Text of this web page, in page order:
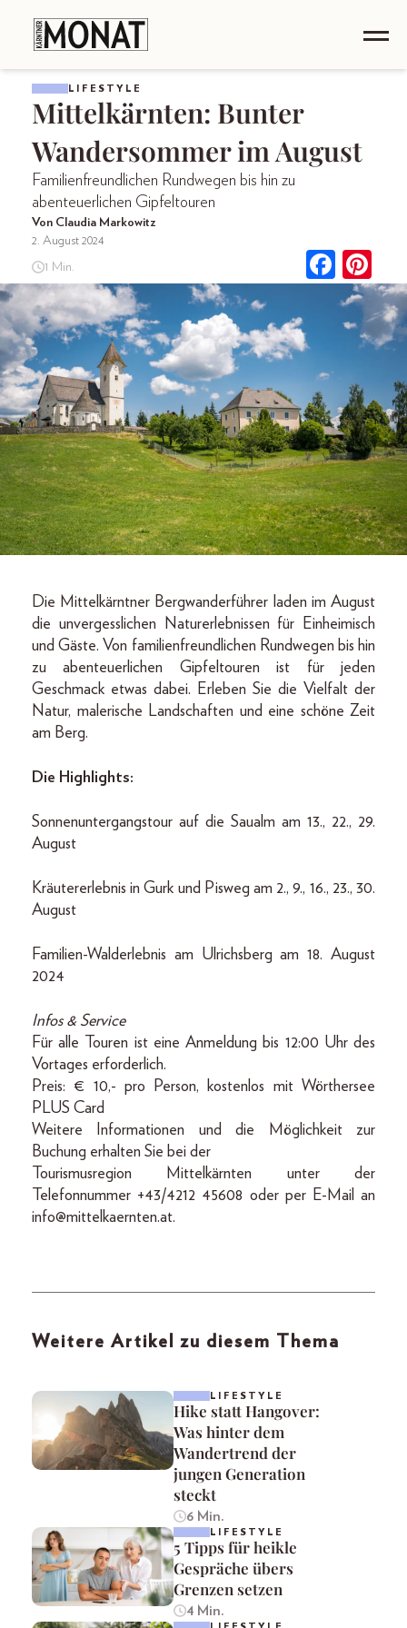
LIFESTYLE
Mittelkärnten: Bunter
Wandersommer im August
Familienfreundlichen Rundwegen bis hin zu
abenteuerlichen Gipfeltouren
Von Claudia Markowitz
2. August 2024
1 Min.
Die Mittelkärntner Bergwanderführer laden im August
die unvergesslichen Naturerlebnissen für Einheimisch
und Gäste. Von familienfreundlichen Rundwegen bis hin
zu abenteuerlichen Gipfeltouren ist für jeden
Geschmack etwas dabei. Erleben Sie die Vielfalt der
Natur, malerische Landschaften und eine schöne Zeit
am Berg.
Die Highlights:
Sonnenuntergangstour auf die Saualm am 13., 22., 29.
August
Kräutererlebnis in Gurk und Pisweg am 2., 9., 16., 23., 30.
August
Familien-Walderlebnis am Ulrichsberg am 18. August
2024
Infos & Service
Für alle Touren ist eine Anmeldung bis 12:00 Uhr des
Vortages erforderlich.
Preis: € 10,- pro Person, kostenlos mit Wörthersee
PLUS Card
Weitere Informationen und die Möglichkeit zur
Buchung erhalten Sie bei der
Tourismusregion Mittelkärnten unter der
Telefonnummer +43/4212 45608 oder per E-Mail an
info@mittelkaernten.at.
Weitere Artikel zu diesem Thema
LIFESTYLE
Hike statt Hangover:
Was hinter dem
Wandertrend der
jungen Generation
steckt
6 Min.
LIFESTYLE
5 Tipps für heikle
Gespräche übers
Grenzen setzen
4 Min.